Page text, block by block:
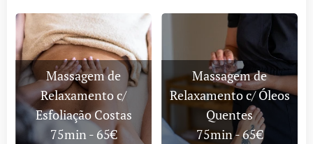
Massagem de
Relaxamento c/
Esfoliação Costas
75min - 65€
Massagem de
Relaxamento c/ Óleos
Quentes
75min - 65€